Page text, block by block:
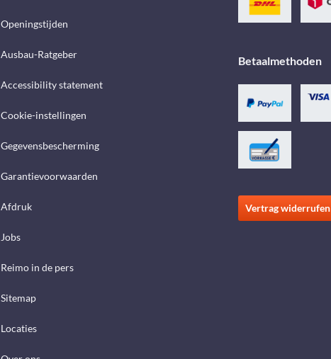
Openingstijden
Ausbau-Ratgeber
Accessibility statement
Cookie-instellingen
Gegevensbescherming
Garantievoorwaarden
Afdruk
Jobs
Reimo in de pers
Sitemap
Locaties
Betaalmethoden
Vertrag widerrufen